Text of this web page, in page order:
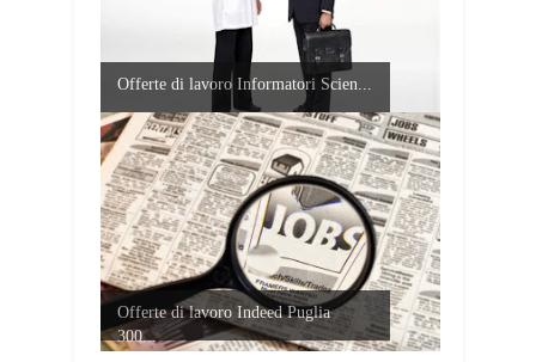
Offerte di lavoro Informatori Scien...
Offerte di lavoro Indeed Puglia
300...